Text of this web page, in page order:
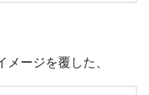
ージを覆した、